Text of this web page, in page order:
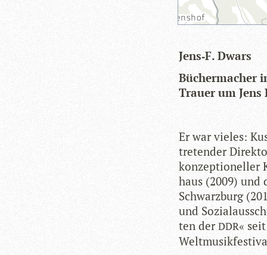
Jens‑F. Dwars
Bücher­ma­cher
Trauer um Jens
Er war vie­les:
tre­ten­der
kon­zep­tio­nel­ler
haus (2009) und
Schwarz­burg
und
ten derDDR«